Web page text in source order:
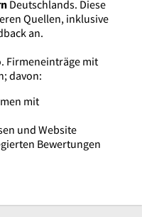
Deutschlands. Diese
Quellen, inklusive
an.
Firmeneinträge mit
davon:
mit
und Website
Bewertungen